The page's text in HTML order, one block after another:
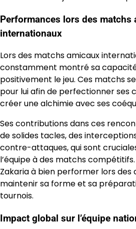
Performances lors des matchs
internationaux
Lors des matchs amicaux
constamment montré sa
positivement le jeu. Ces matchs
pour lui afin de perfectionner ses
créer une alchimie avec ses
Ses contributions dans ces
de solides tacles, des
contre-attaques, qui sont
l’équipe à des matchs
Zakaria à bien performer lors des
maintenir sa forme et sa
tournois.
Impact global sur l’équipe